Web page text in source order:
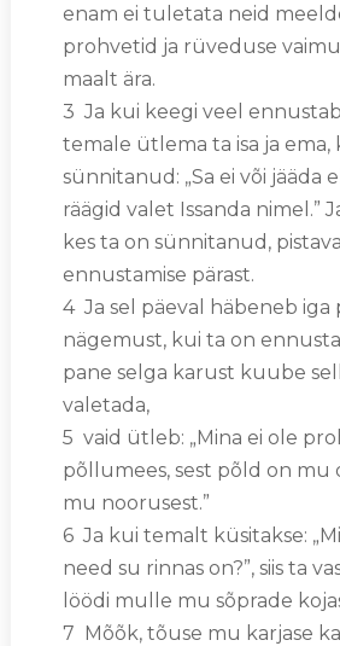
enam ei tuletata neid
prohvetid ja rüveduse
maalt ära.
3 Ja kui keegi veel
temale ütlema ta isa ja ema,
sünnitanud: „Sa ei või jääda
räägid valet Issanda nimel.”
kes ta on sünnitanud,
ennustamise pärast.
4 Ja sel päeval häbeneb iga
nägemust, kui ta on
pane selga karust kuube
valetada,
5 vaid ütleb: „Mina ei ole
põllumees, sest põld on mu
mu noorusest.”
6 Ja kui temalt küsitakse:
need su rinnas on?”, siis ta
löödi mulle mu sõprade
7 Mõõk, tõuse mu karjase